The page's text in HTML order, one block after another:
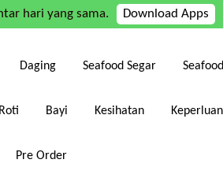
hari yang sama. Download Apps
Daging Seafood Segar
Roti Bayi Kesihatan
Pre Order